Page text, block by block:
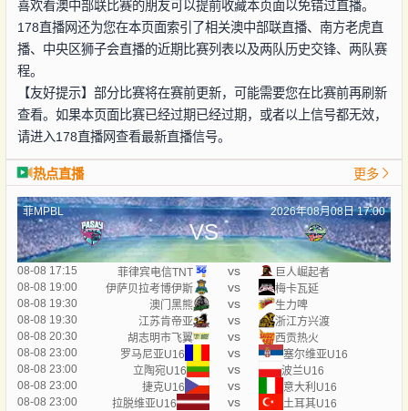
喜欢看澳中部联比赛的朋友可以提前收藏本页面以免错过直播。
178直播网还为您在本页面索引了相关澳中部联直播、南方老虎直
播、中央区狮子会直播的近期比赛列表以及两队历史交锋、两队赛
程。
【友好提示】部分比赛将在赛前更新，可能需要您在比赛前再刷新
查看。如果本页面比赛已经过期已经过期，或者以上信号都无效，
请进入178直播网查看最新直播信号。
热点直播 更多
菲MPBL 2026年08月08日 17:00
VS
08-08 17:15 菲律宾电信TNT vs
巨人崛起者
08-08 19:00
伊萨贝拉考博伊斯 vs
梅卡瓦延
08-08 19:30
澳门黑熊 vs
生力啤
08-08 19:30
江苏肯帝亚 vs
浙江方兴渡
08-08 20:30
胡志明市飞翼 vs
西贡热火
08-08 23:00
罗马尼亚U16 vs
塞尔维亚U16
08-08 23:00
立陶宛U16 vs
波兰U16
08-08 23:00
捷克U16 vs
意大利U16
08-08 23:00
拉脱维亚U16 vs 土耳其U16